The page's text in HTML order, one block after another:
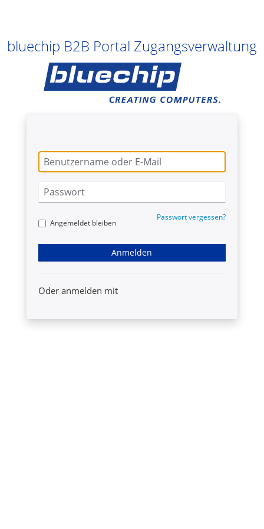
bluechip B2B Portal Zugangsverwaltung
Angemeldet bleiben
Passwort vergessen?
Oder anmelden mit